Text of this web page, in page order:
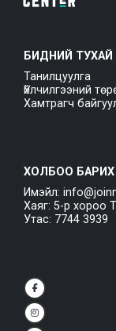
БИДНИЙ ТУХАЙ
Танилцуулга
Үйлчилгээний
Хамтрагч
ХОЛБОО БАРИХ
Имэйл:
Хаяг: 5-р хороо
Утас: 7744 3939